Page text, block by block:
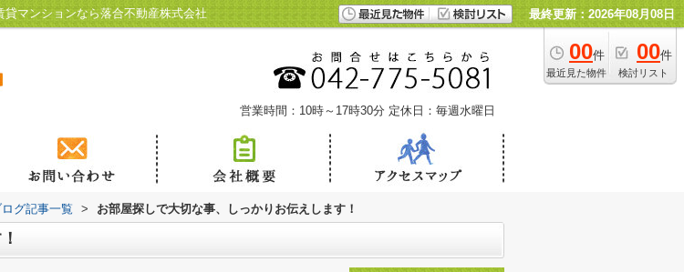
マンションなら落合不動産株式会社 最終更新：2026年08月08日
00件
最近見た物件
00件
検討リスト
営業時間：10時～17時30分 定休日：毎週水曜日
グ記事一覧 > お部屋探しで大切な事、しっかりお伝えします！